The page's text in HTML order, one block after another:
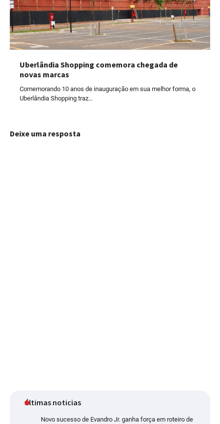
Uberlândia Shopping comemora chegada de
novas marcas
Comemorando 10 anos de inauguração em sua melhor forma, o
Uberlândia Shopping traz…
Deixe uma resposta
últimas noticias
Novo sucesso de Evandro Jr. ganha força em roteiro de